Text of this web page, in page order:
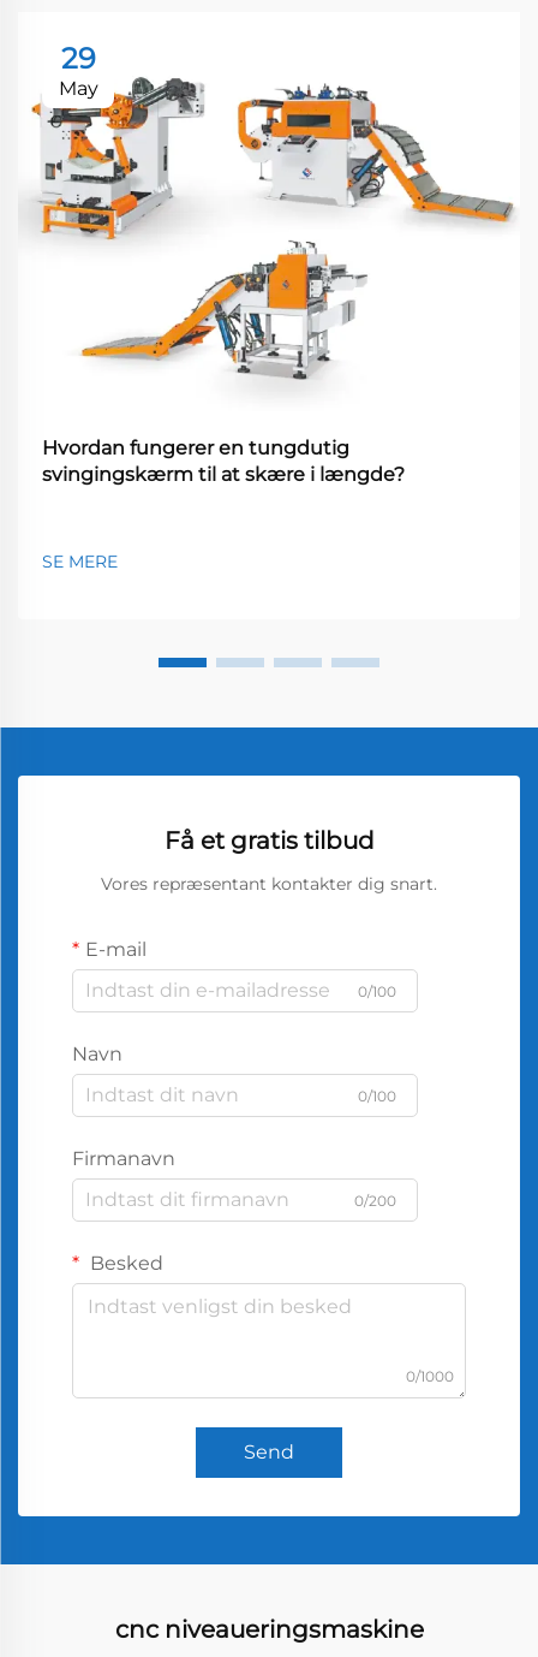
29
May
Hvordan fungerer en tungdutig
svingingskærm til at skære i længde?
SE MERE
Få et gratis tilbud
Vores repræsentant kontakter dig snart.
E-mail
0/100
Navn
0/100
Firmanavn
0/200
Besked
0/1000
Send
cnc niveaueringsmaskine